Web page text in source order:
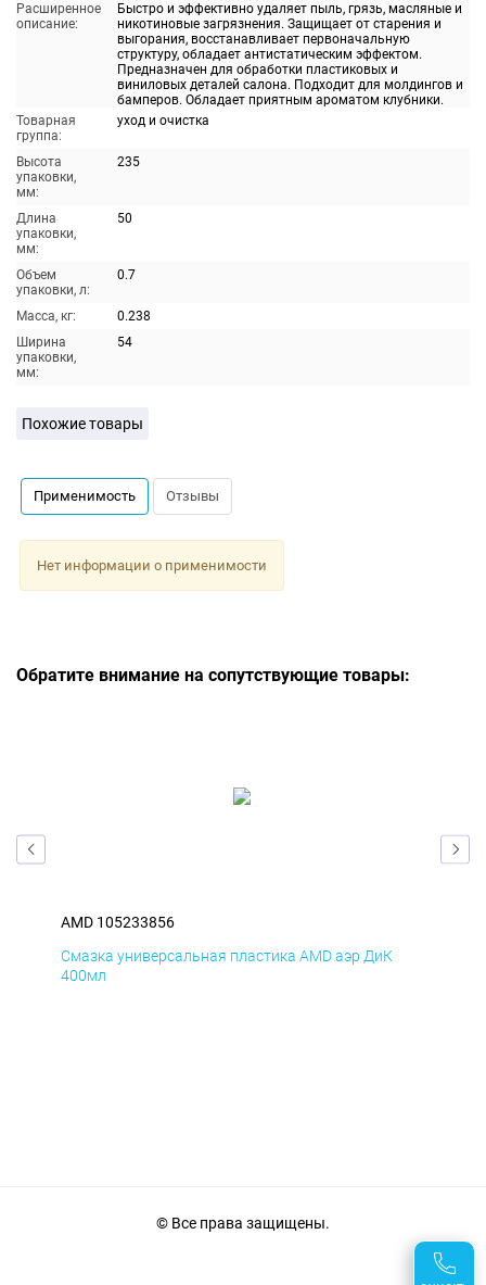
Расширенное
описание:
Быстро и эффективно удаляет пыль, грязь, масляные и
никотиновые загрязнения. Защищает от старения и
выгорания, восстанавливает первоначальную
структуру, обладает антистатическим эффектом.
Предназначен для обработки пластиковых и
виниловых деталей салона. Подходит для молдингов и
бамперов. Обладает приятным ароматом клубники.
Товарная
группа:
уход и очистка
Высота
упаковки,
мм:
235
Длина
упаковки,
мм:
50
Объем
упаковки, л:
0.7
Масса, кг:
0.238
Ширина
упаковки,
мм:
54
Похожие товары
Применимость Отзывы
Нет информации о применимости
Обратите внимание на сопутствующие товары:
AMD 105233856
Смазка универсальная пластика AMD аэр ДиК
400мл
© Все права защищены.